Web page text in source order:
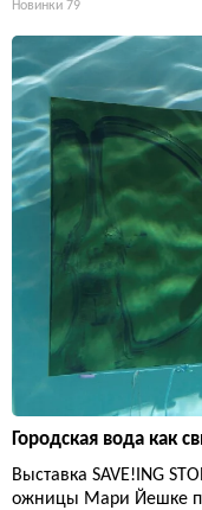
Новинки 79
Городская вода как
Выставка SAVE!ING
ожницы Мари Йешке